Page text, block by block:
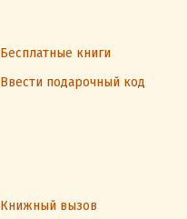
Бесплатные книги
Ввести подарочный код
Книжный вызов